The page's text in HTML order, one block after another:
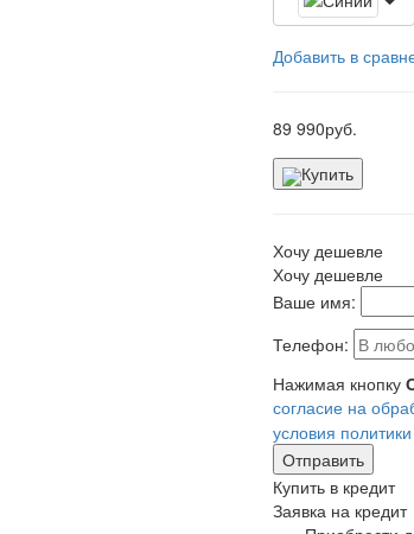
Добавить в
89 990руб.
Купить
Хочу дешевле
Хочу дешевле
Ваше имя:
Телефон:
Нажимая кнопку
согласие на
условия
Отправить
Купить в кредит
Заявка на кредит